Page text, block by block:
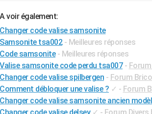
A voir également:
Changer code valise samsonite
Samsonite tsa002 - Meilleures réponses
Code samsonite - Meilleures réponses
Valise samsonite code perdu tsa007 -
Changer code valise spilbergen - Forum
Comment débloquer une valise ? ✓ - Forum
Changer code valise samsonite ancien